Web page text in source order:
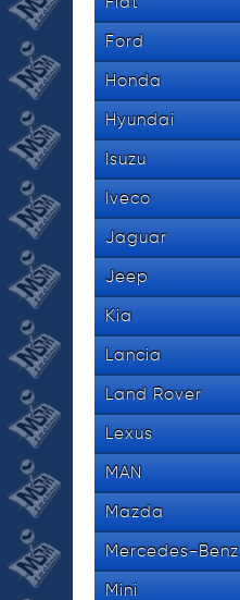
Ford
Honda
Hyundai
Isuzu
Iveco
Jaguar
Jeep
Kia
Lancia
Land Rover
Lexus
MAN
Mazda
Mercedes-Benz
Mini